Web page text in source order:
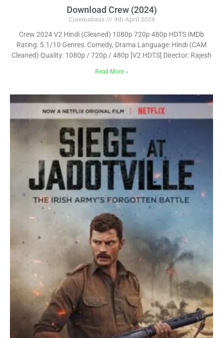
Download Crew (2024)
Cinemabaaz
9th April 2024
Crew 2024 V2 Hindi (Cleaned) 1080p 720p 480p HDTS IMDb
Rating: 5.1/10 Genres: Comedy, Drama Language: Hindi (CAM
Cleaned) Quality: 1080p / 720p / 480p [V2 HDTS] Director: Rajesh
Read More »